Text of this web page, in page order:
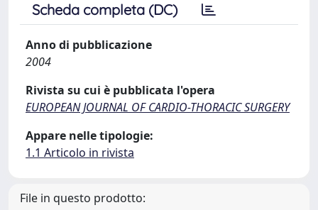
Scheda completa (DC)
Anno di pubblicazione
2004
Rivista su cui è pubblicata l'opera
EUROPEAN JOURNAL OF CARDIO-THORACIC SURGERY
Appare nelle tipologie:
1.1 Articolo in rivista
File in questo prodotto: